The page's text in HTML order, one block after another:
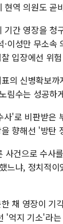
역 의원도 곧
간 영장을
이성만 무소
입장에선 위
의 신병확보
림수는 성공하
'로 비판받은
향해선 '방탄
건으로 수사
느냐, 정치적
채 영장이
억지 기소'라